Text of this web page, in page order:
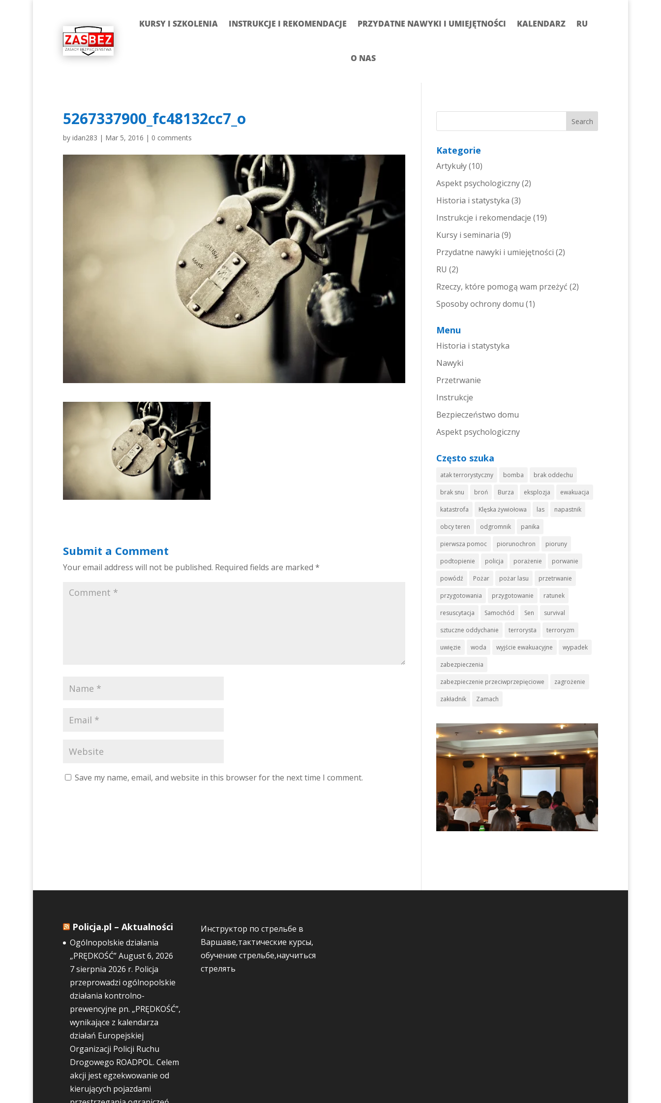
KURSY I SZKOLENIA INSTRUKCJE I REKOMENDACJE PRZYDATNE NAWYKI I UMIEJĘTNOŚCI KALENDARZ RU
O NAS
5267337900_fc48132cc7_o
by idan283 | Mar 5, 2016 | 0 comments
Submit a Comment
Your email address will not be published. Required fields are marked *
Save my name, email, and website in this browser for the next time I comment.
Kategorie
Artykuły(10)
Aspekt psychologiczny(2)
Historia i statystyka (3)
Instrukcje i rekomendacje (19)
Kursy i seminaria (9)
Przydatne nawyki i umiejętności (2)
RU (2)
Rzeczy, które pomogą wam przeżyć (2)
Sposoby ochrony domu (1)
Menu
Historia i statystyka
Nawyki
Przetrwanie
Instrukcje
Bezpieczeństwo domu
Aspekt psychologiczny
Często szuka
atak terrorystyczny bomba brak oddechu
brak snu broń Burza eksplozja ewakuacja
katastrofa Klęska żywiołowa las napastnik
obcy teren odgromnik panika
pierwsza pomoc piorunochron pioruny
podtopienie policja porażenie porwanie
powódź Pożar pożar lasu przetrwanie
przygotowania przygotowanie ratunek
resuscytacja Samochód Sen survival
sztuczne oddychanie terrorysta terroryzm
uwięzie woda wyjście ewakuacyjne wypadek
zabezpieczenia
zabezpieczenie przeciwprzepięciowe zagrożenie
zakładnik Zamach
Policja.pl – Aktualności
Ogólnopolskie działania
„PRĘDKOŚĆ”August 6, 2026
7 sierpnia 2026 r. Policja
przeprowadzi ogólnopolskie
działania kontrolno-
prewencyjne pn. „PRĘDKOŚĆ”,
wynikające z kalendarza
działań Europejskiej
Organizacji Policji Ruchu
Drogowego ROADPOL. Celem
akcji jest egzekwowanie od
kierujących pojazdami
Инструктор по стрельбе в
Варшаве,тактические курсы,
обучение стрельбе,научиться
стрелять